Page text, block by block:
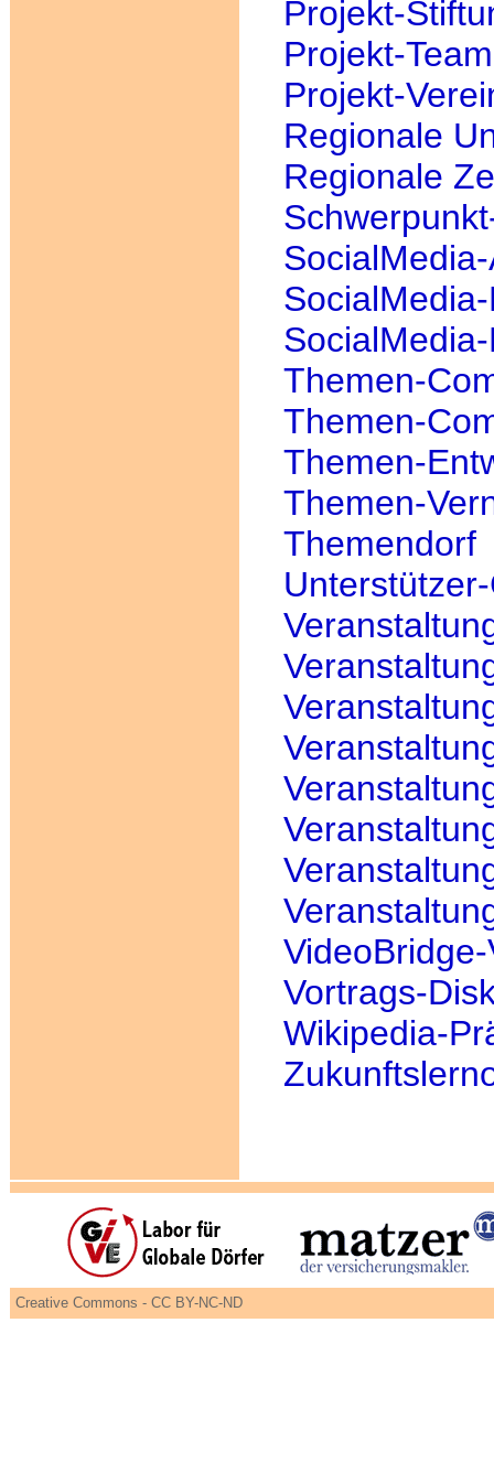
Projekt-
Projekt-Team
Projekt-
Regionale
Regionale
Themen-
Themen-
Themen-
Themen-
Themendorf
Vortrags-
Wikipedia-
Creative Commons - CC BY-NC-ND